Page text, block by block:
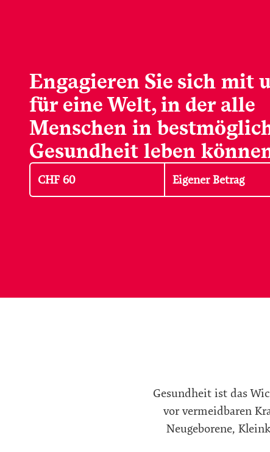
Engagieren Sie sich mit
für eine Welt, in der alle
Menschen in
Gesundheit leben
CHF 60
Gesundheit ist das
vor vermeidbaren
Neugeborene,